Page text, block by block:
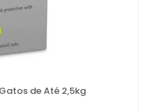
de Até 2,5kg